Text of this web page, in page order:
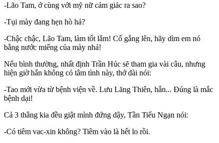
-Lão Tam, ở cùng với mỹ nữ cảm giác ra sao?
-Tụi mày đang hẹn hò hả?
-Chậc chậc, Lão Tam, làm tốt lắm! Cố gắng lên, hãy dìm em nó
bằng nước miếng của mày nhá!
Nếu bình thường, nhất định Trần Húc sẽ tham gia vài câu, nhưng
hiện giờ hắn không có tâm tình này, thở dài nói:
-Tao mới vừa từ bệnh viện về. Lưu Lăng Thiên, hắn... Đúng là mắc
bệnh dại!
Cả 3 thằng kia đều giật mình đứng dậy, Tần Tiểu Ngạn nói:
-Có tiêm vac-xin không? Tiêm vào là hết lo rồi.